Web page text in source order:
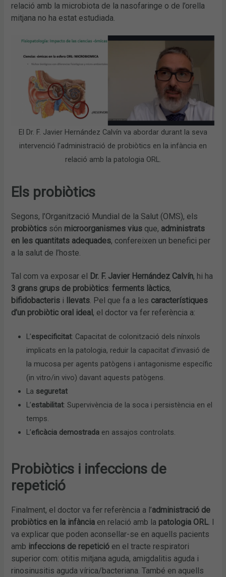
relació amb la microbiota de la nasofaringe o de l’orella
mitjana no ha estat estudiada.
El Dr. F. Javier Hernández Calvín va abordar durant la seva
intervenció l’administració de probiòtics en la infància en
relació amb la patologia ORL.
Els probiòtics
Segons, l’Organització Mundial de la Salut (OMS), els
probiòtics són microorganismes vius que, administrats
en les quantitats adequades, confereixen un benefici per
a la salut de l’hoste.
Tal com va exposar el Dr. F. Javier Hernández Calvín, hi ha
3 grans grups de probiòtics:ferments làctics,
bifidobacteris i llevats. Pel que fa a les característiques
d’un probiòtic oral ideal, el doctor va fer referència a:
L’especificitat: Capacitat de colonització dels nínxols
implicats en la patologia, reduir la capacitat d’invasió de
la mucosa per agents patògens i antagonisme específic
(in vitro/in vivo) davant aquests patògens.
La seguretat
L’estabilitat: Supervivència de la soca i persistència en el
temps.
L’eficàcia demostrada en assajos controlats.
Probiòtics i infeccions de
repetició
Finalment, el doctor va fer referència a l’administració de
probiòtics en la infància en relació amb la patologia ORL. I
va explicar que poden aconsellar-se en aquells pacients
amb infeccions de repetició en el tracte respiratori
superior com: otitis mitjana aguda, amigdalitis aguda i
rinosinusitis aguda vírica/bacteriana. També en aquells